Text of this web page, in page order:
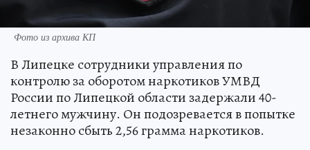
Фото из архива КП
В Липецке сотрудники управления по
контролю за оборотом наркотиков УМВД
России по Липецкой области задержали 40-
летнего мужчину. Он подозревается в попытке
незаконно сбыть 2,56 грамма наркотиков.